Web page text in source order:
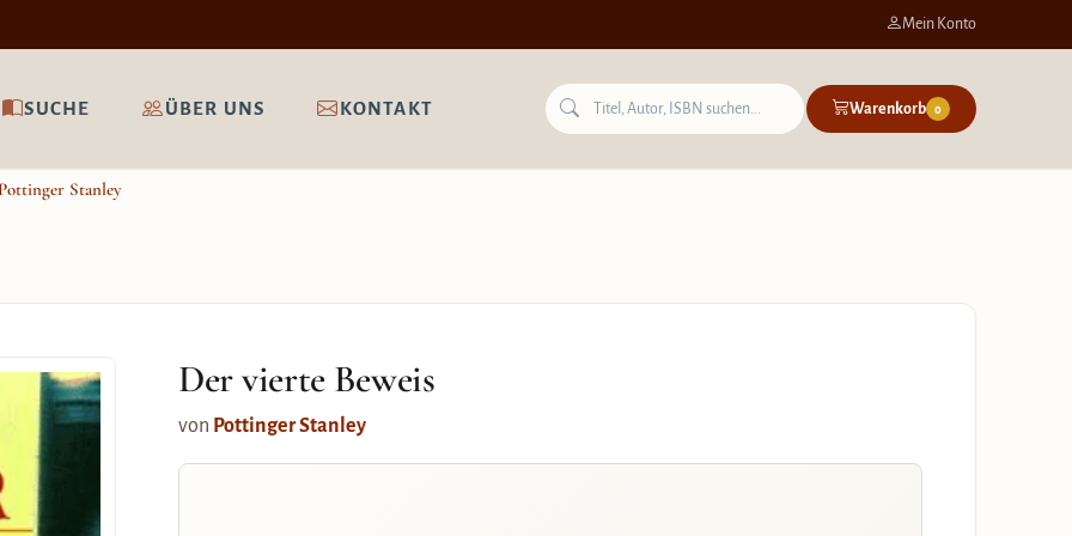
Mein Konto
SUCHE ÜBER UNS KONTAKT Warenkorb 0
Pottinger Stanley
Der vierte Beweis
von Pottinger Stanley